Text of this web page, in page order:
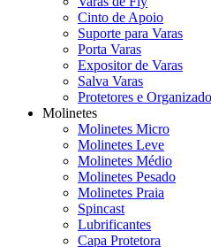
Cinto de Apoio
Suporte para Varas
Porta Varas
Expositor de Varas
Salva Varas
Protetores e
Molinetes
Molinetes Micro
Molinetes Leve
Molinetes Médio
Molinetes Pesado
Molinetes Praia
Spincast
Lubrificantes
Capa Protetora